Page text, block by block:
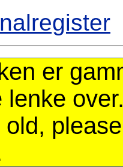
er
lenke